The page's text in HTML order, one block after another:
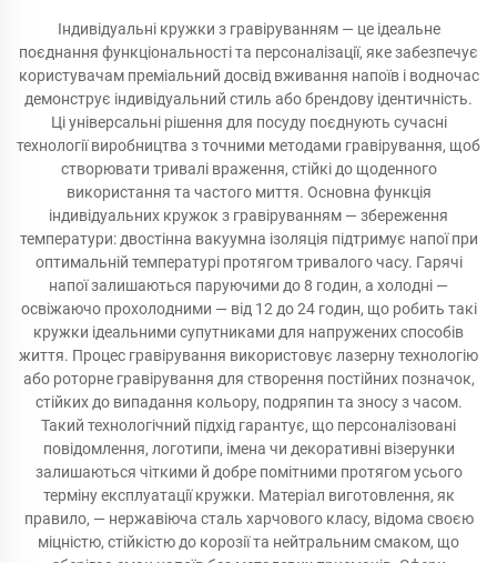
Індивідуальні кружки з гравіруванням — це ідеальне
поєднання функціональності та персоналізації, яке забезпечує
користувачам преміальний досвід вживання напоїв і водночас
демонструє індивідуальний стиль або брендову ідентичність.
Ці універсальні рішення для посуду поєднують сучасні
технології виробництва з точними методами гравірування, щоб
створювати тривалі враження, стійкі до щоденного
використання та частого миття. Основна функція
індивідуальних кружок з гравіруванням — збереження
температури: двостінна вакуумна ізоляція підтримує напої при
оптимальній температурі протягом тривалого часу. Гарячі
напої залишаються паруючими до 8 годин, а холодні —
освіжаючо прохолодними — від 12 до 24 годин, що робить такі
кружки ідеальними супутниками для напружених способів
життя. Процес гравірування використовує лазерну технологію
або роторне гравірування для створення постійних позначок,
стійких до випадання кольору, подряпин та зносу з часом.
Такий технологічний підхід гарантує, що персоналізовані
повідомлення, логотипи, імена чи декоративні візерунки
залишаються чіткими й добре помітними протягом усього
терміну експлуатації кружки. Матеріал виготовлення, як
правило, — нержавіюча сталь харчового класу, відома своєю
міцністю, стійкістю до корозії та нейтральним смаком, що